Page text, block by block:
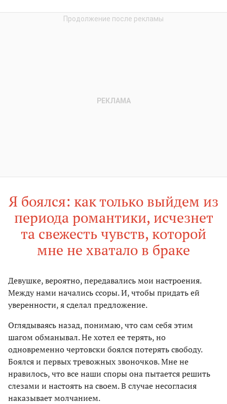
Я боялся: как только выйдем из
периода романтики, исчезнет
та свежесть чувств, которой
мне не хватало в браке
Девушке, вероятно, передавались мои настроения.
Между нами начались ссоры. И, чтобы придать ей
уверенности, я сделал предложение.
Оглядываясь назад, понимаю, что сам себя этим
шагом обманывал. Не хотел ее терять, но
одновременно чертовски боялся потерять свободу.
Боялся и первых тревожных звоночков. Мне не
нравилось, что все наши споры она пытается решить
слезами и настоять на своем. В случае несогласия
наказывает молчанием.